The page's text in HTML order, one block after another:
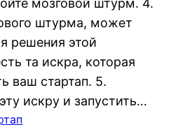
мозговой штурм. 4.
штурма, может
решения этой
та искра, которая
ваш стартап. 5.
искру и запустить…